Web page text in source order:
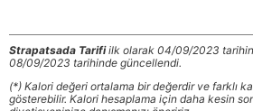
Strapatsada Tarifiilk olarak 04/09/2023
08/09/2023 tarihinde güncellendi.
(*) Kalori değeri ortalama bir değerdir ve farklı
gösterebilir. Kalori hesaplama için daha kesin